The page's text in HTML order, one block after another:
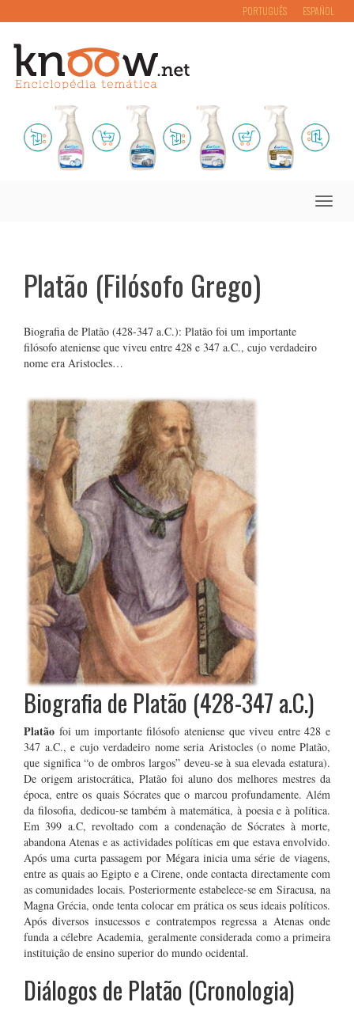
PORTUGUÊS ESPAÑOL
Toggle
Platão (Filósofo Grego)
Biografia de Platão (428-347 a.C.): Platão foi um importante
filósofo ateniense que viveu entre 428 e 347 a.C., cujo verdadeiro
nome era Aristocles…
Biografia de Platão (428-347 a.C.)
Platão foi um importante filósofo ateniense que viveu entre 428 e
347 a.C., e cujo verdadeiro nome seria Aristocles (o nome Platão,
que significa “o de ombros largos” deveu-se à sua elevada estatura).
De origem aristocrática, Platão foi aluno dos melhores mestres da
época, entre os quais Sócrates que o marcou profundamente. Além
da filosofia, dedicou-se também à matemática, à poesia e à política.
Em 399 a.C, revoltado com a condenação de Sócrates à morte,
abandona Atenas e as actividades políticas em que estava envolvido.
Após uma curta passagem por Mégara inicia uma série de viagens,
entre as quais ao Egipto e a Cirene, onde contacta directamente com
as comunidades locais. Posteriormente estabelece-se em Siracusa, na
Magna Grécia, onde tenta colocar em prática os seus ideais políticos.
Após diversos insucessos e contratempos regressa a Atenas onde
funda a célebre Academia, geralmente considerada como a primeira
instituição de ensino superior do mundo ocidental.
Diálogos de Platão (Cronologia)